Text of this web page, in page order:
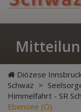
Diözese
Schwaz >
Himmelfahrt - SR
Ebensee (Ö)